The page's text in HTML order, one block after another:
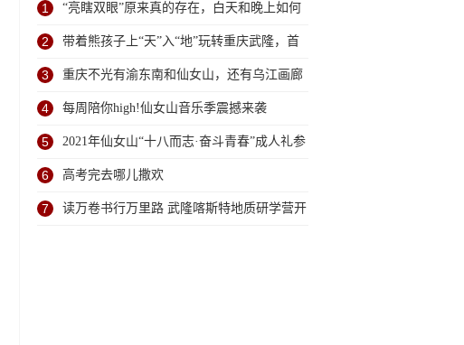
1 “亮瞎双眼”原来真的存在，白天和晚上如何
正确护眼？
2 带着熊孩子上“天”入“地”玩转重庆武隆，首
列熊猫专列即将启程
3 重庆不光有渝东南和仙女山，还有乌江画廊
以及天生三桥
4 每周陪你high!仙女山音乐季震撼来袭
5 2021年仙女山“十八而志·奋斗青春”成人礼参
礼人员火热招募中
6 高考完去哪儿撒欢
7 读万卷书行万里路 武隆喀斯特地质研学营开